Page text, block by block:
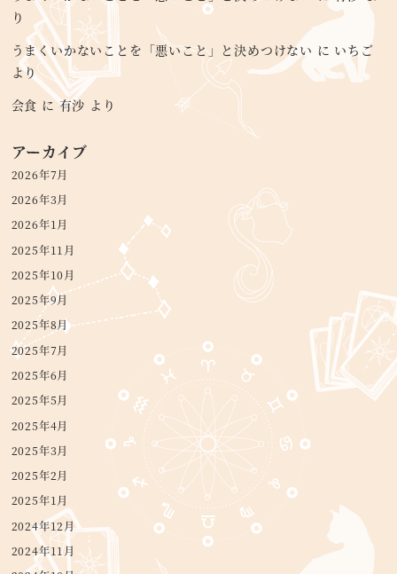
り
うまくいかないことを「悪いこと」と決めつけない に いちご
より
会食 に有沙 より
アーカイブ
2026年7月
2026年3月
2026年1月
2025年11月
2025年10月
2025年9月
2025年8月
2025年7月
2025年6月
2025年5月
2025年4月
2025年3月
2025年2月
2025年1月
2024年12月
2024年11月